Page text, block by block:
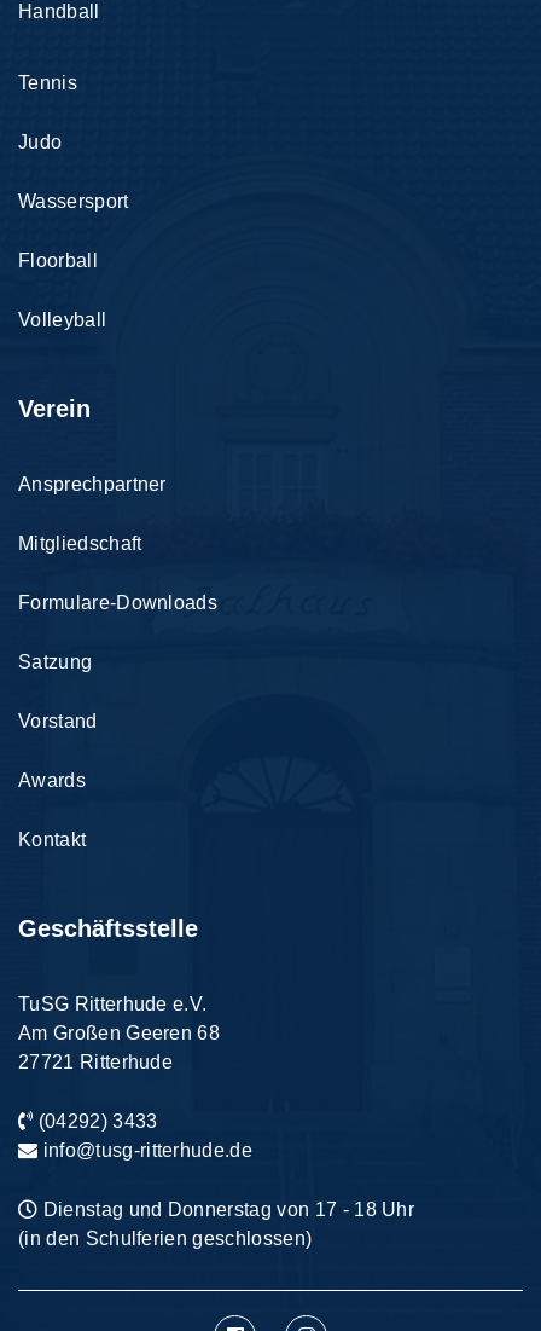
Handball
Tennis
Judo
Wassersport
Floorball
Volleyball
Verein
Ansprechpartner
Mitgliedschaft
Formulare-Downloads
Satzung
Vorstand
Awards
Kontakt
Geschäftsstelle
TuSG Ritterhude e.V.
Am Großen Geeren 68
27721 Ritterhude
(04292) 3433
info@tusg-ritterhude.de
Dienstag und Donnerstag von 17 - 18 Uhr
(in den Schulferien geschlossen)